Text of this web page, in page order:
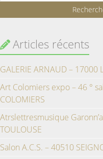
Articles récents
GALERIE ARNAUD – 17000
Art Colomiers expo – 46 °
COLOMIERS
Atrslettresmusique
TOULOUSE
Salon A.C.S. – 40510